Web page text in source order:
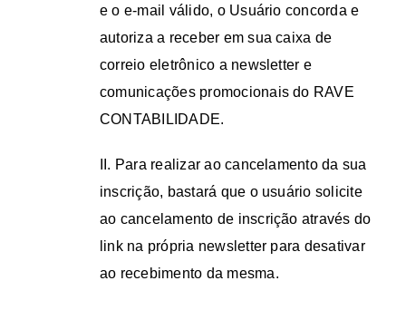
e o e-mail válido, o Usuário concorda e
autoriza a receber em sua caixa de
correio eletrônico a newsletter e
comunicações promocionais do RAVE
CONTABILIDADE.
II. Para realizar ao cancelamento da sua
inscrição, bastará que o usuário solicite
ao cancelamento de inscrição através do
link na própria newsletter para desativar
ao recebimento da mesma.